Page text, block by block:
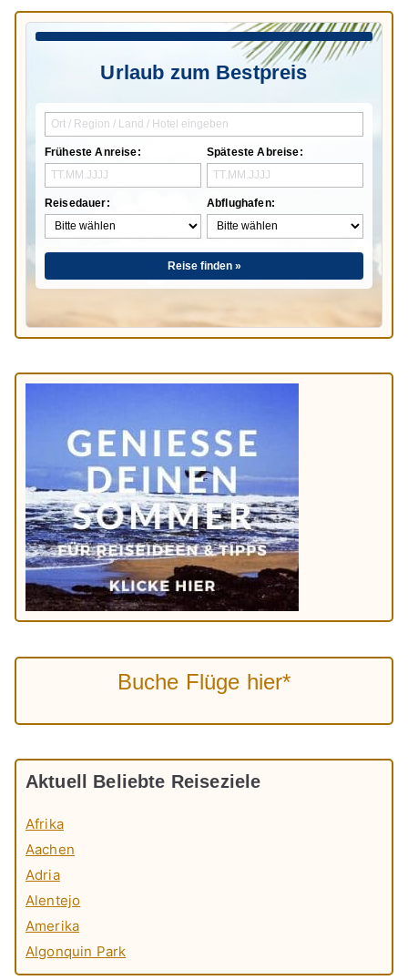
Urlaub zum Bestpreis
Früheste Anreise:
Reisedauer:
Späteste Abreise:
Abflughafen:
Reise finden »
Buche Flüge hier*
Aktuell Beliebte Reiseziele
Afrika
Aachen
Adria
Alentejo
Amerika
Algonquin Park